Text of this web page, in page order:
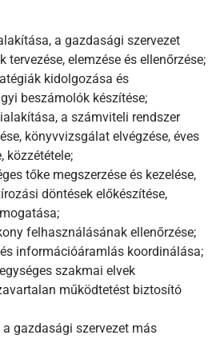
a gazdasági szervezet
tervezése, elemzése és ellenőrzése;
kidolgozása és
beszámolók készítése;
a számviteli rendszer
könyvvizsgálat elvégzése, éves
közzététele;
tőke megszerzése és kezelése,
döntések előkészítése,
felhasználásának ellenőrzése;
információáramlás koordinálása;
szakmai elvek
működtetést biztosító
gazdasági szervezet más